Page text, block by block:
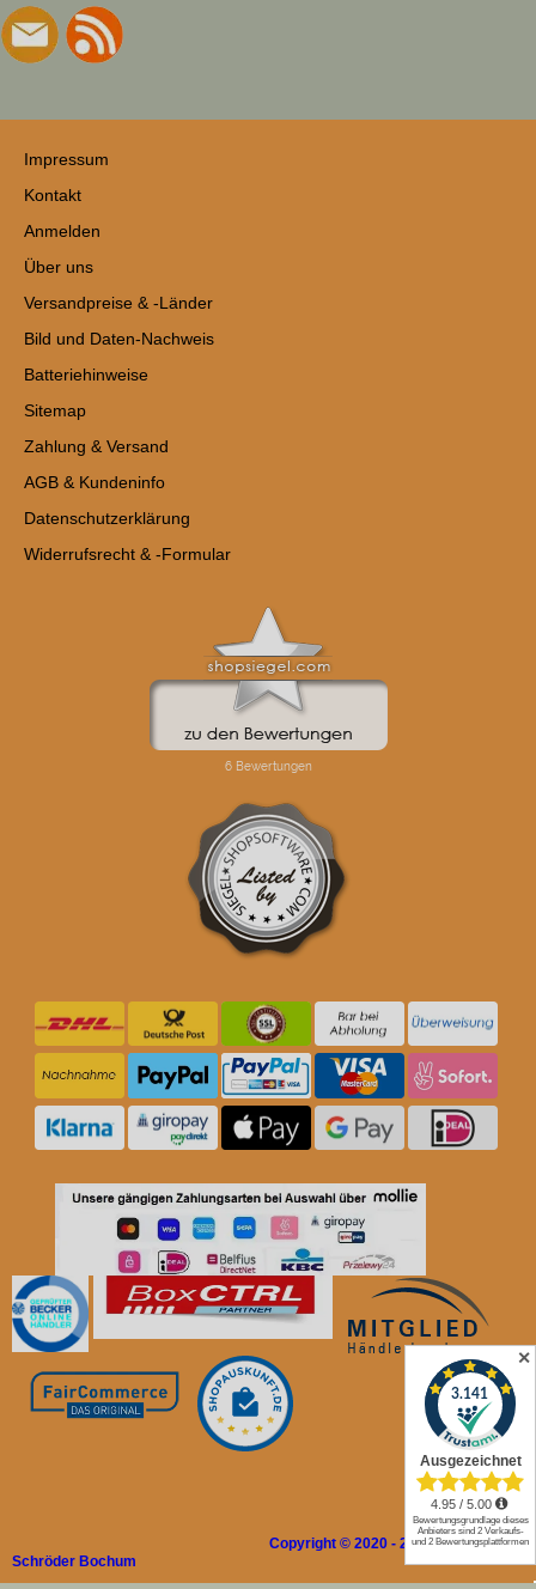
Impressum
Kontakt
Anmelden
Über uns
Versandpreise & -Länder
Bild und Daten-Nachweis
Batteriehinweise
Sitemap
Zahlung & Versand
AGB & Kundeninfo
Datenschutzerklärung
Widerrufsrecht & -Formular
Copyright © 2020 - 2026 Rolladen
Schröder Bochum
✕